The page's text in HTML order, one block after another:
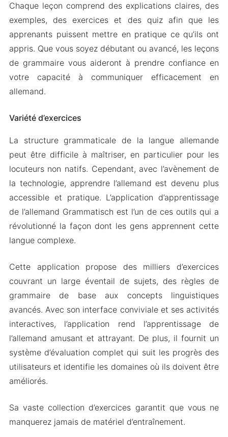
Chaque leçon comprend des explications claires, des
exemples, des exercices et des quiz afin que les
apprenants puissent mettre en pratique ce qu’ils ont
appris. Que vous soyez débutant ou avancé, les leçons
de grammaire vous aideront à prendre confiance en
votre capacité à communiquer efficacement en
allemand.
Variété d’exercices
La structure grammaticale de la langue allemande
peut être difficile à maîtriser, en particulier pour les
locuteurs non natifs. Cependant, avec l’avènement de
la technologie, apprendre l’allemand est devenu plus
accessible et pratique. L’application d’apprentissage
de l’allemand Grammatisch est l’un de ces outils qui a
révolutionné la façon dont les gens apprennent cette
langue complexe.
Cette application propose des milliers d’exercices
couvrant un large éventail de sujets, des règles de
grammaire de base aux concepts linguistiques
avancés. Avec son interface conviviale et ses activités
interactives, l’application rend l’apprentissage de
l’allemand amusant et attrayant. De plus, il fournit un
système d’évaluation complet qui suit les progrès des
utilisateurs et identifie les domaines où ils doivent être
améliorés.
Sa vaste collection d’exercices garantit que vous ne
manquerez jamais de matériel d’entraînement.